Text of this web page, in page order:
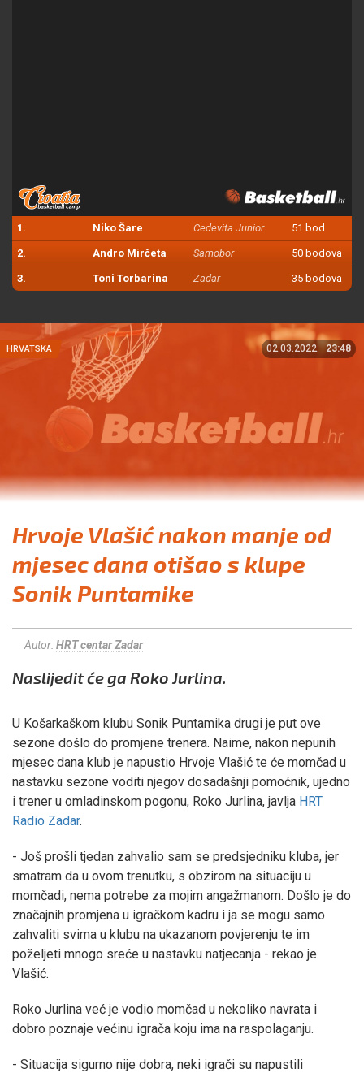
1. Niko Šare Cedevita Junior 51 bod
2. Andro Mirčeta Samobor 50 bodova
3. Toni Torbarina Zadar 35 bodova
HRVATSKA 02.03.2022. 23:48
Hrvoje Vlašić nakon manje od
mjesec dana otišao s klupe
Sonik Puntamike
Autor:HRT centar Zadar
Naslijedit će ga Roko Jurlina.
U Košarkaškom klubu Sonik Puntamika drugi je put ove
sezone došlo do promjene trenera. Naime, nakon nepunih
mjesec dana klub je napustio Hrvoje Vlašić te će momčad u
nastavku sezone voditi njegov dosadašnji pomoćnik, ujedno
i trener u omladinskom pogonu, Roko Jurlina, javlja HRT
Radio Zadar.
- Još prošli tjedan zahvalio sam se predsjedniku kluba, jer
smatram da u ovom trenutku, s obzirom na situaciju u
momčadi, nema potrebe za mojim angažmanom. Došlo je do
značajnih promjena u igračkom kadru i ja se mogu samo
zahvaliti svima u klubu na ukazanom povjerenju te im
poželjeti mnogo sreće u nastavku natjecanja - rekao je
Vlašić.
Roko Jurlina već je vodio momčad u nekoliko navrata i
dobro poznaje većinu igrača koju ima na raspolaganju.
- Situacija sigurno nije dobra, neki igrači su napustili